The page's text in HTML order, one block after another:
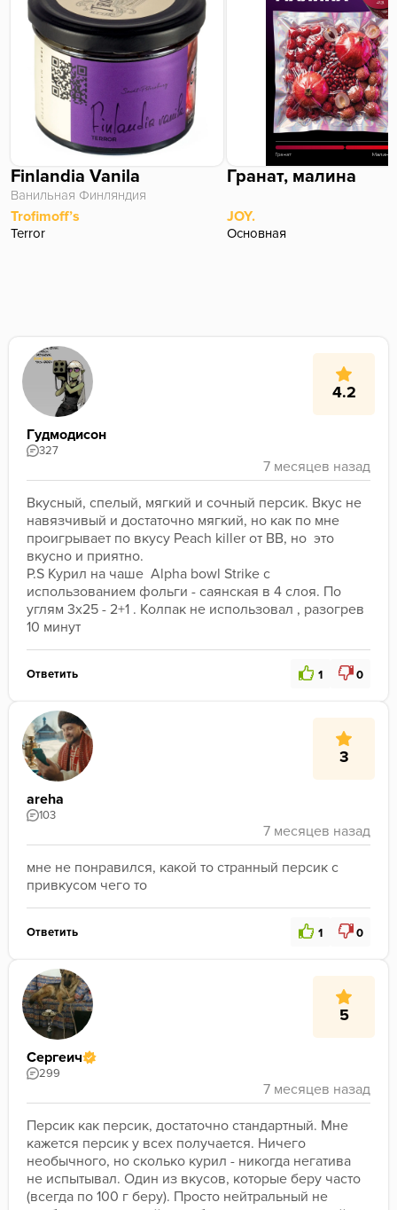
Finlandia Vanila
Ванильная Финляндия
Trofimoff’s
Terror
Гранат, малина
JOY.
Основная
4.2
Гудмодисон
327
Вкусный, спелый, мягкий и сочный персик. Вкус не
навязчивый и достаточно мягкий, но как по мне
проигрывает по вкусу Peach killer от BB, но  это
вкусно и приятно.
P.S Курил на чаше  Alpha bowl Strike с
использованием фольги - саянская в 4 слоя. По
углям 3x25 - 2+1 . Колпак не использовал , разогрев
10 минут
Ответить 1 0
3
areha
103
мне не понравился, какой то странный персик с
привкусом чего то
Ответить 1 0
5
Сергеич
299
Персик как персик, достаточно стандартный. Мне
кажется персик у всех получается. Ничего
необычного, но сколько курил - никогда негатива
не испытывал. Один из вкусов, которые беру часто
(всегда по 100 г беру). Просто нейтральный не